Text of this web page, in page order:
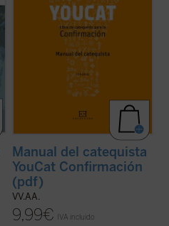
encuentras referencias a dos ...(ver ficha)
Manual del catequista
YouCat Confirmación
(pdf)
VV.AA.
9,99€ IVA incluido